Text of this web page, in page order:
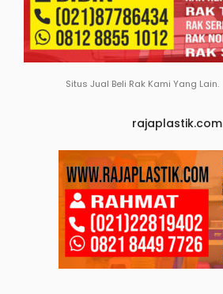
Situs Jual Beli Rak Kami Yang Lain.
rajaplastik.com